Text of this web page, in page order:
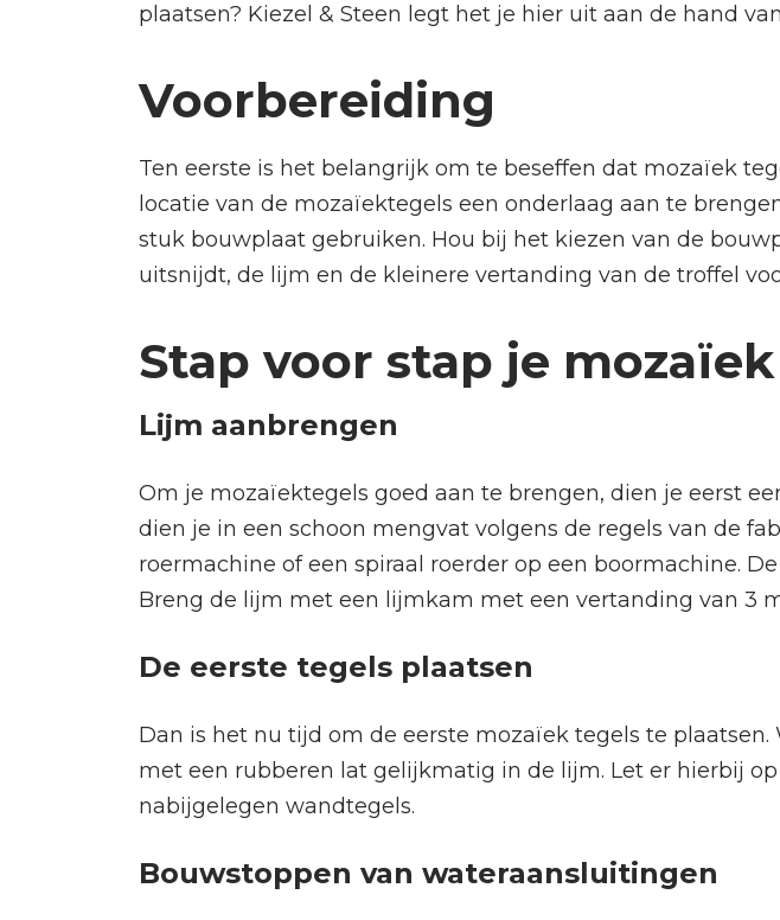
plaatsen? Kiezel & Steen legt het je hier uit aan de hand
Voorbereiding
Ten eerste is het belangrijk om te beseffen dat mozaïek
locatie van de mozaïektegels een onderlaag aan te
stuk bouwplaat gebruiken. Hou bij het kiezen van de
uitsnijdt, de lijm en de kleinere vertanding van de troffel
Stap voor stap je
Lijm aanbrengen
Om je mozaïektegels goed aan te brengen, dien je eerst
dien je in een schoon mengvat volgens de regels van de
roermachine of een spiraal roerder op een boormachine.
Breng de lijm met een lijmkam met een vertanding van 3
De eerste tegels plaatsen
Dan is het nu tijd om de eerste mozaïek tegels te
met een rubberen lat gelijkmatig in de lijm. Let er hierbij
nabijgelegen wandtegels.
Bouwstoppen van wateraansluitingen